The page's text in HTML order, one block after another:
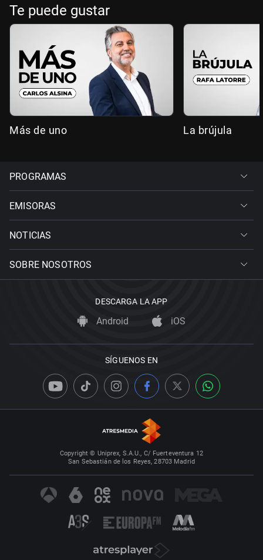
Te puede gustar
Más de uno La brújula
PROGRAMAS
EMISORAS
NOTICIAS
SOBRE NOSOTROS
DESCARGA LA APP
Android iOS
SÍGUENOS EN
Copyright © Uniprex, S.A.U., C/ Fuerteventura 12
San Sebastián de los Reyes, 28703 Madrid